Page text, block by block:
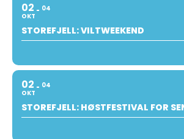
02
OKT
04
STOREFJELL: VILTWEEKEND
02
OKT
04
STOREFJELL: HØSTFESTIVAL FOR